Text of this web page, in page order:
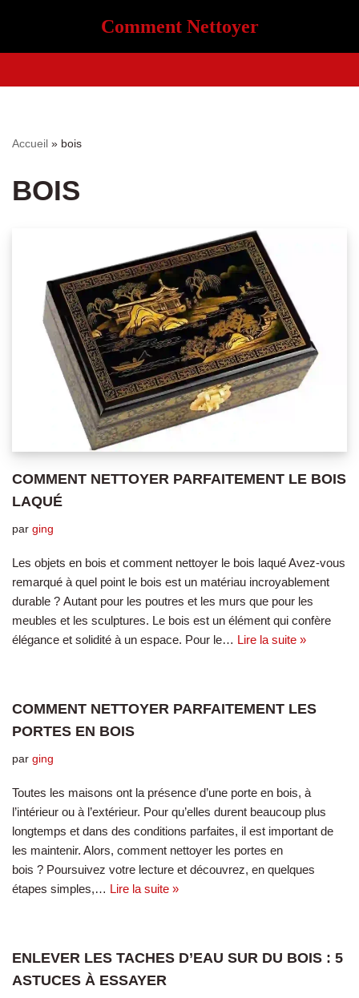
Comment Nettoyer
Accueil » bois
BOIS
COMMENT NETTOYER PARFAITEMENT LE BOIS
LAQUÉ
par ging
Les objets en bois et comment nettoyer le bois laqué Avez-vous
remarqué à quel point le bois est un matériau incroyablement
durable ? Autant pour les poutres et les murs que pour les
meubles et les sculptures. Le bois est un élément qui confère
élégance et solidité à un espace. Pour le… Lire la suite »
COMMENT NETTOYER PARFAITEMENT LES
PORTES EN BOIS
par ging
Toutes les maisons ont la présence d’une porte en bois, à
l’intérieur ou à l’extérieur. Pour qu’elles durent beaucoup plus
longtemps et dans des conditions parfaites, il est important de
les maintenir. Alors, comment nettoyer les portes en
bois ? Poursuivez votre lecture et découvrez, en quelques
étapes simples,… Lire la suite »
ENLEVER LES TACHES D’EAU SUR DU BOIS : 5
ASTUCES À ESSAYER